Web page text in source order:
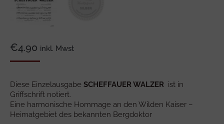
€4.90 inkl. Mwst
Diese Einzelausgabe SCHEFFAUER WALZER ist in
Griffschrift notiert.
Eine harmonische Hommage an den Wilden Kaiser –
Heimatgebiet des bekannten Bergdoktor